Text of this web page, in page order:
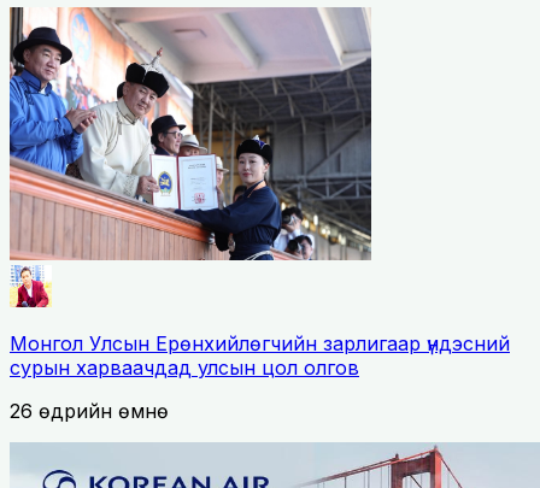
Монгол Улсын Ерөнхийлөгчийн зарлигаар үндэсний
сурын харваачдад улсын цол олгов
26 өдрийн өмнө